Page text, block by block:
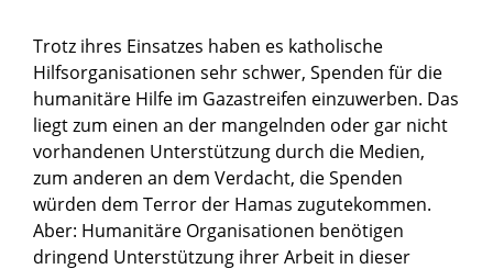
Trotz ihres Einsatzes haben es katholische
Hilfsorganisationen sehr schwer, Spenden für die
humanitäre Hilfe im Gazastreifen einzuwerben. Das
liegt zum einen an der mangelnden oder gar nicht
vorhandenen Unterstützung durch die Medien,
zum anderen an dem Verdacht, die Spenden
würden dem Terror der Hamas zugutekommen.
Aber: Humanitäre Organisationen benötigen
dringend Unterstützung ihrer Arbeit in dieser